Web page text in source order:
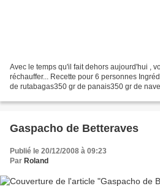
Avec le temps qu'il fait dehors aujourd'hui ,
réchauffer... Recette pour 6 personnes
de rutabagas350 gr de panais350 gr de
Gaspacho de Betteraves
Publié le 20/12/2008 à 09:23
Par Roland